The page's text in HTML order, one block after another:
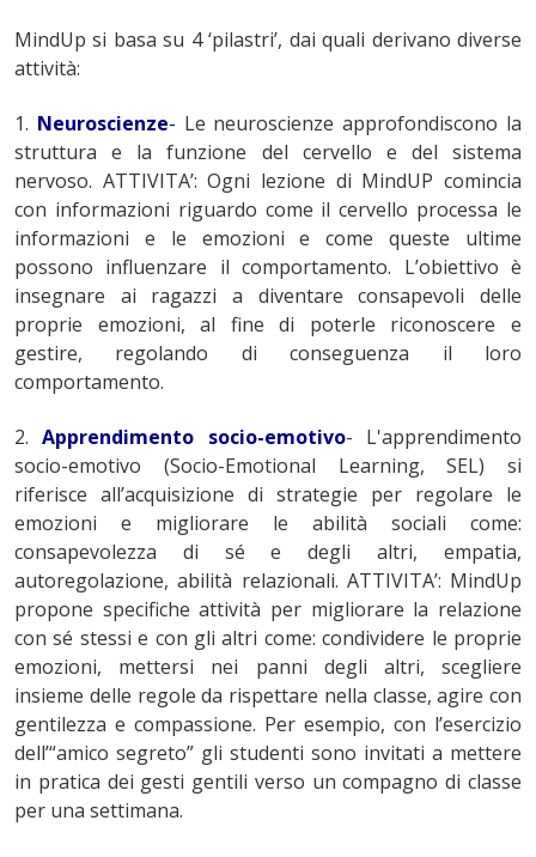
MindUp si basa su 4 ‘pilastri’, dai quali derivano diverse
attività:
1. Neuroscienze- Le neuroscienze approfondiscono la
struttura e la funzione del cervello e del sistema
nervoso. ATTIVITA’: Ogni lezione di MindUP comincia
con informazioni riguardo come il cervello processa le
informazioni e le emozioni e come queste ultime
possono influenzare il comportamento. L’obiettivo è
insegnare ai ragazzi a diventare consapevoli delle
proprie emozioni, al fine di poterle riconoscere e
gestire, regolando di conseguenza il loro
comportamento.
2.Apprendimento socio-emotivo- L'apprendimento
socio-emotivo (Socio-Emotional Learning, SEL) si
riferisce all’acquisizione di strategie per regolare le
emozioni e migliorare le abilità sociali come:
consapevolezza di sé e degli altri, empatia,
autoregolazione, abilità relazionali. ATTIVITA’: MindUp
propone specifiche attività per migliorare la relazione
con sé stessi e con gli altri come: condividere le proprie
emozioni, mettersi nei panni degli altri, scegliere
insieme delle regole da rispettare nella classe, agire con
gentilezza e compassione. Per esempio, con l’esercizio
dell’“amico segreto” gli studenti sono invitati a mettere
in pratica dei gesti gentili verso un compagno di classe
per una settimana.